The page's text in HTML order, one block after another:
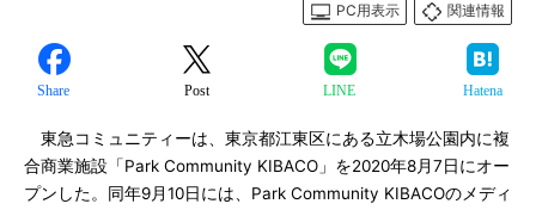
PC用表示
関連情報
Share Post LINE Hatena
東急コミュニティーは、東京都江東区にある立木場公園内に複
合商業施設「Park Community KIBACO」を2020年8月7日にオー
プンした。同年9月10日には、Park Community KIBACOのメディ